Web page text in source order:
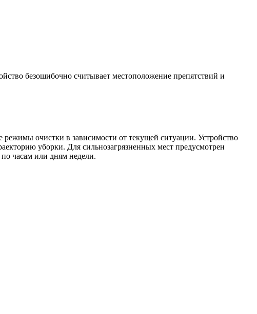
безошибочно считывает местоположение препятствий и
режимы очистки в зависимости от текущей ситуации. Устройство
уборки. Для сильнозагрязненных мест предусмотрен
часам или дням недели.